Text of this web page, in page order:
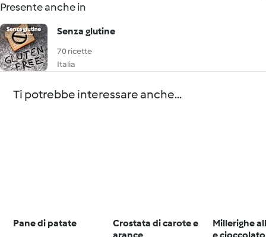
Presente anche in
Senza glutine
70 ricette
Italia
Ti potrebbe interessare anche...
Pane di patate
Crostata di carote e
Millerighe